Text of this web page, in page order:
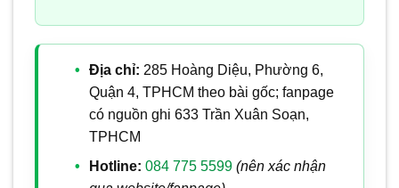
Địa chỉ: 285 Hoàng Diệu, Phường 6,
Quận 4, TPHCM theo bài gốc; fanpage
có nguồn ghi 633 Trần Xuân Soạn,
TPHCM
Hotline: 084 775 5599 (nên xác nhận